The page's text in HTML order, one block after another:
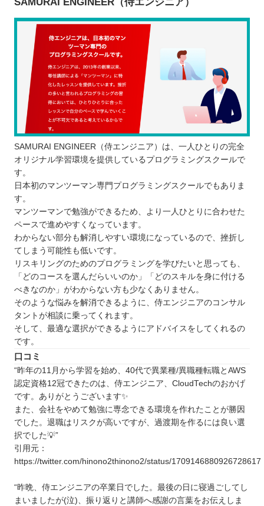
SAMURAI ENGINEER（侍エンジニア）は、一人ひとりの完全
オリジナル学習環境を提供しているプログラミングスクールで
す。
日本初のマンツーマン専門プログラミングスクールでもありま
す。
マンツーマンで勉強ができるため、より一人ひとりに合わせた
ペースで進めやすくなっています。
わからない部分も解消しやすい環境になっているので、挫折し
てしまう可能性も低いです。
リスキリングのためのプログラミングを学びたいと思っても、
「どのコースを選んだらいいのか」「どのスキルを身に付ける
べきなのか」がわからない方も少なくありません。
そのような悩みを解消できるように、侍エンジニアのコンサル
タントが相談に乗ってくれます。
そして、最適な選択ができるようにアドバイスをしてくれるの
です。
口コミ
“昨年の11月から学習を始め、40代で異業種/異職種転職とAWS
認定資格12冠できたのは、侍エンジニア、CloudTechのおかげ
です。ありがとうございます✨
また、会社をやめて勉強に専念できる環境を作れたことが勝因
でした。退職はリスクが高いですが、過渡期を作るには良い選
択でした💡”
引用元：
https://twitter.com/hinono2thinono2/status/1709146880926728617
“昨晩、侍エンジニアの卒業日でした。最後の日に寝過ごしてし
まいましたが(泣)、振り返りと講師へ感謝の言葉をお伝えしま